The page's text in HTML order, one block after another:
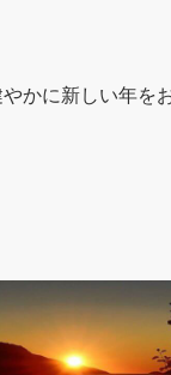
かに新しい年を